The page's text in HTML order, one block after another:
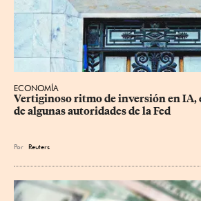
ECONOMÍA
Vertiginoso ritmo de inversión en IA,
de algunas autoridades de la Fed
Por Reuters